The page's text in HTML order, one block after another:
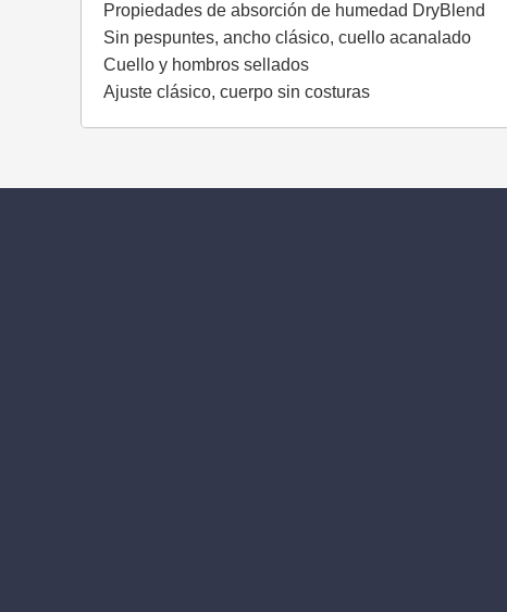
Propiedades de absorción de humedad DryBlend
Sin pespuntes, ancho clásico, cuello acanalado
Cuello y hombros sellados
Ajuste clásico, cuerpo sin costuras